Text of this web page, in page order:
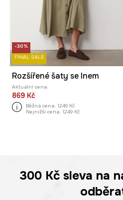
-30%
FINAL SALE
Rozšířené šaty se lnem
Aktuální cena:
869 Kč
Běžná cena: 1249 Kč
Nejnižší cena: 1249 Kč
300 Kč sleva na